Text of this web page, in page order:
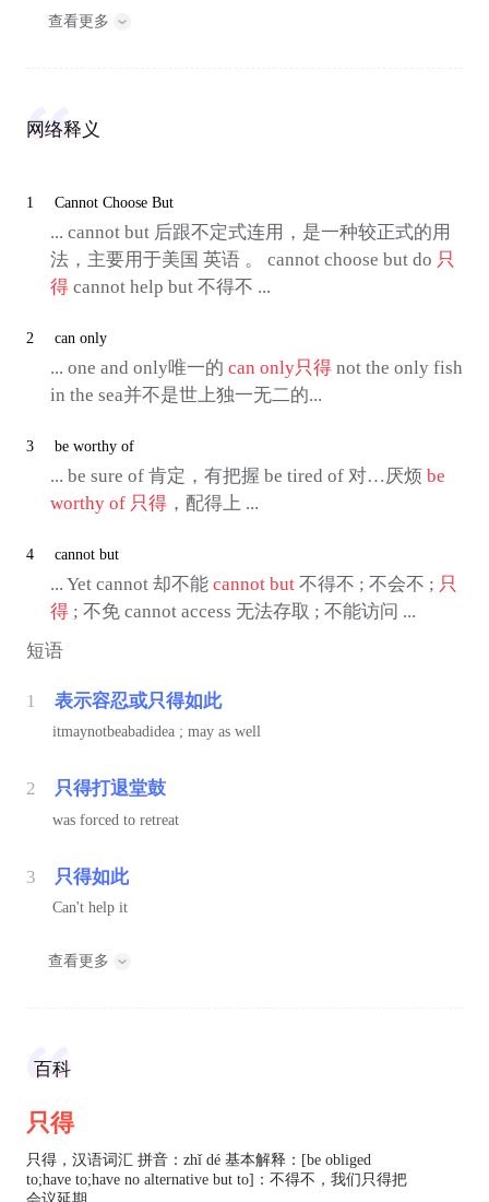
查看更多
网络释义
1 Cannot Choose But
... cannot but 后跟不定式连用，是一种较正式的用
法，主要用于美国 英语 。 cannot choose but do 只
得cannot help but 不得不 ...
2 can only
... one and only唯一的 can only只得not the only fish
in the sea并不是世上独一无二的...
3 be worthy of
... be sure of 肯定，有把握 be tired of 对…厌烦 be
worthy of 只得，配得上 ...
4 cannot but
... Yet cannot 却不能 cannot but不得不 ; 不会不 ; 只
得; 不免 cannot access 无法存取 ; 不能访问 ...
短语
1 表示容忍或只得如此
itmaynotbeabadidea ; may as well
2 只得打退堂鼓
was forced to retreat
3 只得如此
Can't help it
查看更多
百科
只得
只得，汉语词汇 拼音：zhǐ dé 基本解释：[be obliged
to;have to;have no alternative but to]：不得不，我们只得把